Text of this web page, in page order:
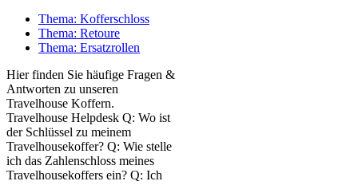
Thema: Kofferschloss
Thema: Retoure
Thema: Ersatzrollen
Hier finden Sie häufige Fragen &
Antworten zu unseren
Travelhouse Koffern.
Travelhouse Helpdesk Q: Wo ist
der Schlüssel zu meinem
Travelhousekoffer? Q: Wie stelle
ich das Zahlenschloss meines
Travelhousekoffers ein? Q: Ich